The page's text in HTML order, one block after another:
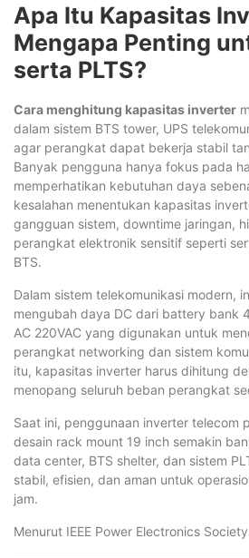
Apa Itu Kapasitas
Mengapa Penting
serta PLTS?
Cara menghitung kapasitas inverter
dalam sistem BTS tower, UPS
agar perangkat dapat bekerja stabil
Banyak pengguna hanya fokus pada
memperhatikan kebutuhan daya
kesalahan menentukan kapasitas
gangguan sistem, downtime jaringan,
perangkat elektronik sensitif seperti
BTS.
Dalam sistem telekomunikasi modern,
mengubah daya DC dari battery bank
AC 220VAC yang digunakan untuk
perangkat networking dan sistem
itu, kapasitas inverter harus dihitung
menopang seluruh beban perangkat
Saat ini, penggunaan inverter telecom
desain rack mount 19 inch semakin
data center, BTS shelter, dan sistem
stabil, efisien, dan aman untuk
jam.
Menurut IEEE Power Electronics